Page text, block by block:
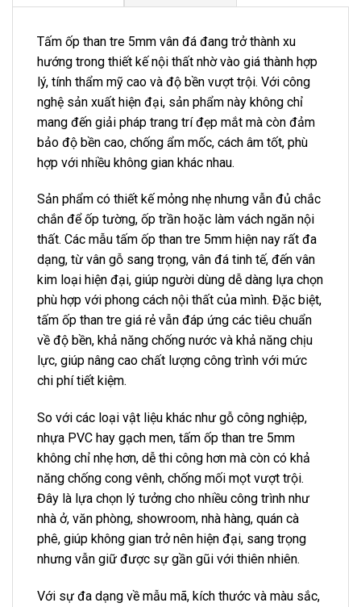
Tấm ốp than tre 5mm vân đá đang trở thành xu
hướng trong thiết kế nội thất nhờ vào giá thành hợp
lý, tính thẩm mỹ cao và độ bền vượt trội. Với công
nghệ sản xuất hiện đại, sản phẩm này không chỉ
mang đến giải pháp trang trí đẹp mắt mà còn đảm
bảo độ bền cao, chống ẩm mốc, cách âm tốt, phù
hợp với nhiều không gian khác nhau.
Sản phẩm có thiết kế mỏng nhẹ nhưng vẫn đủ chắc
chắn để ốp tường, ốp trần hoặc làm vách ngăn nội
thất. Các mẫu tấm ốp than tre 5mm hiện nay rất đa
dạng, từ vân gỗ sang trọng, vân đá tinh tế, đến vân
kim loại hiện đại, giúp người dùng dễ dàng lựa chọn
phù hợp với phong cách nội thất của mình. Đặc biệt,
tấm ốp than tre giá rẻ vẫn đáp ứng các tiêu chuẩn
về độ bền, khả năng chống nước và khả năng chịu
lực, giúp nâng cao chất lượng công trình với mức
chi phí tiết kiệm.
So với các loại vật liệu khác như gỗ công nghiệp,
nhựa PVC hay gạch men, tấm ốp than tre 5mm
không chỉ nhẹ hơn, dễ thi công hơn mà còn có khả
năng chống cong vênh, chống mối mọt vượt trội.
Đây là lựa chọn lý tưởng cho nhiều công trình như
nhà ở, văn phòng, showroom, nhà hàng, quán cà
phê, giúp không gian trở nên hiện đại, sang trọng
nhưng vẫn giữ được sự gần gũi với thiên nhiên.
Với sự đa dạng về mẫu mã, kích thước và màu sắc,